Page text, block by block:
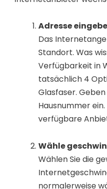
Adresse
Das
Standort. Was
Verfügbarkeit in
tatsächlich 4
Glasfaser.
Hausnummer
verfügbare
Wähle
Wählen Sie die
normalerweise